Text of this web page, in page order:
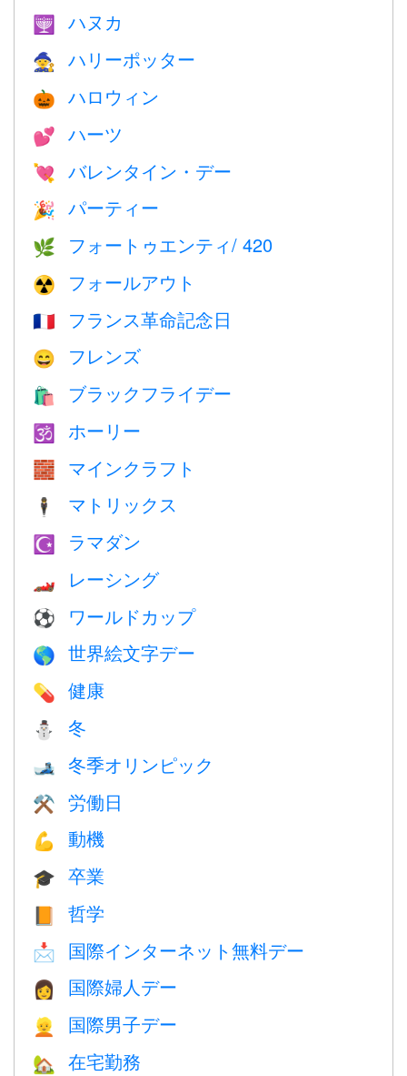
🕎 ハヌカ
🧙 ハリーポッター
🎃 ハロウィン
💕 ハーツ
💘 バレンタイン・デー
🎉 パーティー
🌿 フォートゥエンティ/ 420
☢️ フォールアウト
🇫🇷 フランス革命記念日
😄 フレンズ
🛍 ブラックフライデー
🕉 ホーリー
🧱 マインクラフト
🕴️ マトリックス
☪️ ラマダン
🏎 レーシング
⚽ ワールドカップ
🌎 世界絵文字デー
💊 健康
⛄ 冬
🎿 冬季オリンピック
⚒️ 労働日
💪 動機
🎓 卒業
📙 哲学
📩 国際インターネット無料デー
👩 国際婦人デー
👱 国際男子デー
🏡 在宅勤務